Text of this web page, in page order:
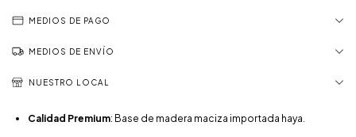
MEDIOS DE PAGO
MEDIOS DE ENVÍO
NUESTRO LOCAL
Calidad Premium: Base de madera maciza importada haya.